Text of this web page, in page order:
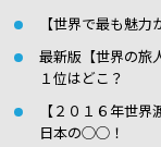
【世界で最も魅
最新版【世界の旅
１位はどこ？
【２０１６年世
日本の◯◯！